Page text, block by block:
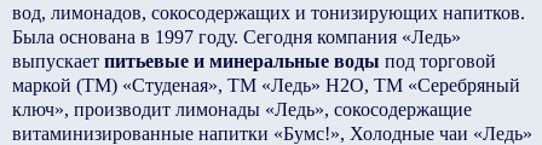
вод, лимонадов, сокосодержащих и тонизирующих напитков.
Была основана в 1997 году. Сегодня компания «Ледь»
выпускает питьевые и минеральные воды под торговой
маркой (ТМ) «Студеная», ТМ «Ледь» Н2О, ТМ «Серебряный
ключ», производит лимонады «Ледь», сокосодержащие
витаминизированные напитки «Бумс!», Холодные чаи «Ледь»